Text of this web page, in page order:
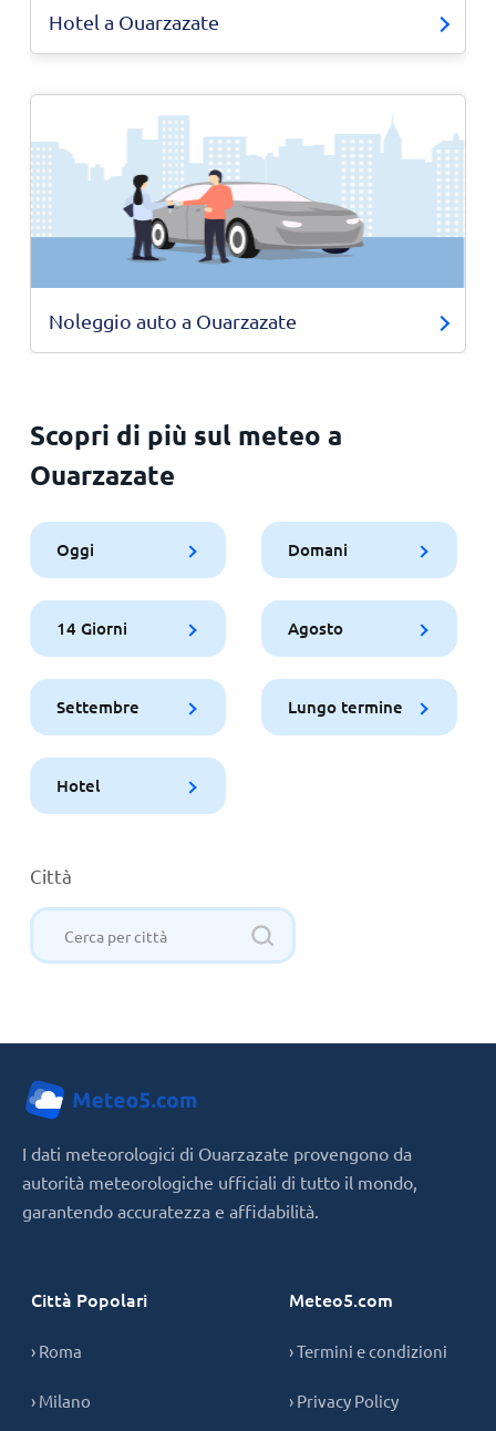
Hotel a Ouarzazate
Noleggio auto a Ouarzazate
Scopri di più sul meteo a
Ouarzazate
Oggi Domani
14 Giorni Agosto
Settembre Lungo termine
Hotel
Città
I dati meteorologici di Ouarzazate provengono da
autorità meteorologiche ufficiali di tutto il mondo,
garantendo accuratezza e affidabilità.
Città Popolari
› Roma
› Milano
Meteo5.com
› Termini e condizioni
› Privacy Policy